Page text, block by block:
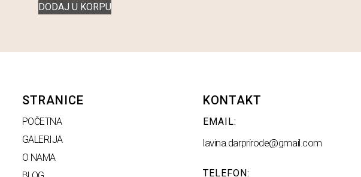
DODAJ U KORPU
STRANICE
POČETNA
GALERIJA
O NAMA
KONTAKT
EMAIL:
lavina.darprirode@gmail.com
TELEFON: